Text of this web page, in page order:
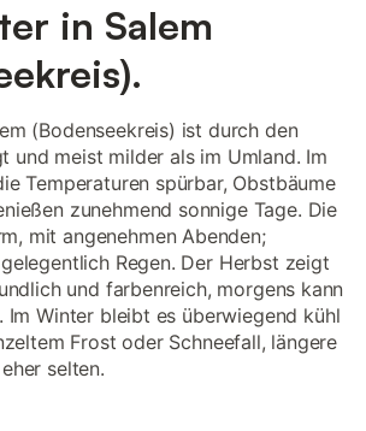
in Salem
(Bodenseekreis) ist durch den
und meist milder als im Umland. Im
Temperaturen spürbar, Obstbäume
zunehmend sonnige Tage. Die
mit angenehmen Abenden;
Regen. Der Herbst zeigt
und farbenreich, morgens kann
Im Winter bleibt es überwiegend kühl
Frost oder Schneefall, längere
selten.